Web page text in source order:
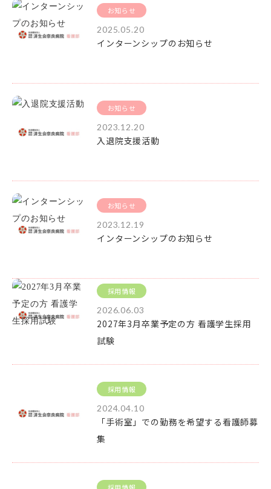
お知らせ
2025.05.20
インターンシップのお知らせ
お知らせ
2023.12.20
入退院支援活動
お知らせ
2023.12.19
インターンシップのお知らせ
採用情報
2026.06.03
2027年3月卒業予定の方 看護学生採用
試験
採用情報
2024.04.10
「手術室」での勤務を希望する看護師募
集